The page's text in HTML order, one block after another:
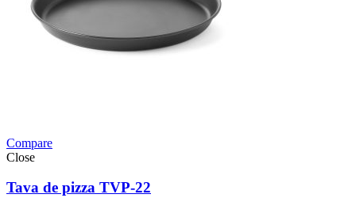
Compare
Close
Tava de pizza TVP-22